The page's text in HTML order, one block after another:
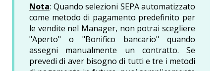
Nota: Quando selezioni SEPA automatizzato
come metodo di pagamento predefinito per
le vendite nel Manager, non potrai scegliere
"Aperto" o "Bonifico bancario" quando
assegni manualmente un contratto. Se
prevedi di aver bisogno di tutti e tre i metodi